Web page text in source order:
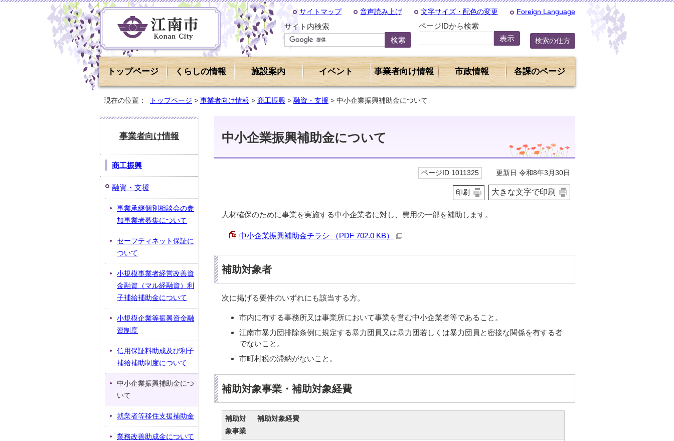
サイトマップ 音声読み上げ 文字サイズ・配色の変更 Foreign Language
サイト内検索 ページIDから検索
検索の仕方
トップページ くらしの情報 施設案内 イベント 事業者向け情報 市政情報 各課のページ
現在の位置： トップページ > 事業者向け情報 > 商工振興 > 融資・支援 > 中小企業振興補助金について
中小企業振興補助金について
ページID 1011325 更新日 令和8年3月30日
印刷 大きな文字で印刷
人材確保のために事業を実施する中小企業者に対し、費用の一部を補助します。
中小企業振興補助金チラシ （PDF 702.0 KB）
補助対象者
次に掲げる要件のいずれにも該当する方。
市内に有する事務所又は事業所において事業を営む中小企業者等であること。
江南市暴力団排除条例に規定する暴力団員又は暴力団若しくは暴力団員と密接な関係を有する者
でないこと。
市町村税の滞納がないこと。
補助対象事業・補助対象経費
補助対
象事業
補助対象経費
事業者向け情報
商工振興
融資・支援
事業承継個別相談会の参
加事業者募集について
セーフティネット保証に
ついて
小規模事業者経営改善資
金融資（マル経融資）利
子補給補助金について
小規模企業等振興資金融
資制度
信用保証料助成及び利子
補給補助制度について
中小企業振興補助金につ
いて
就業者等移住支援補助金
業務改善助成金について